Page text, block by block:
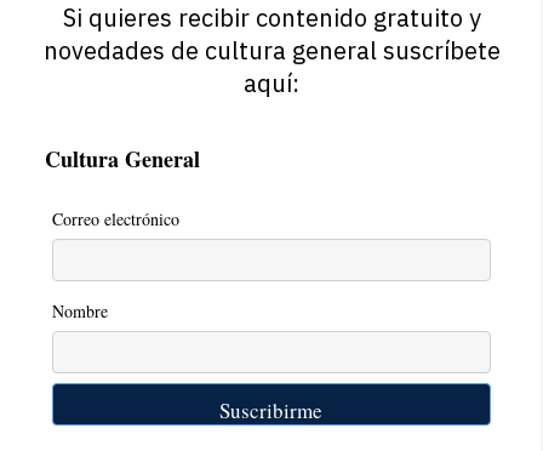
Si quieres recibir contenido gratuito y
novedades de cultura general suscríbete
aquí:
Cultura General
Correo electrónico
Nombre